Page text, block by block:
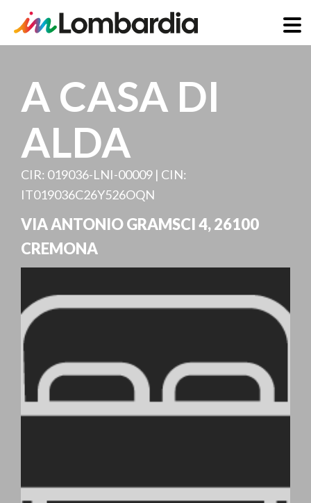
InhaltA CASA DI
ALDA
CIR: 019036-LNI-00009 | CIN:
IT019036C26Y526OQN
VIA ANTONIO GRAMSCI 4,26100
CREMONA